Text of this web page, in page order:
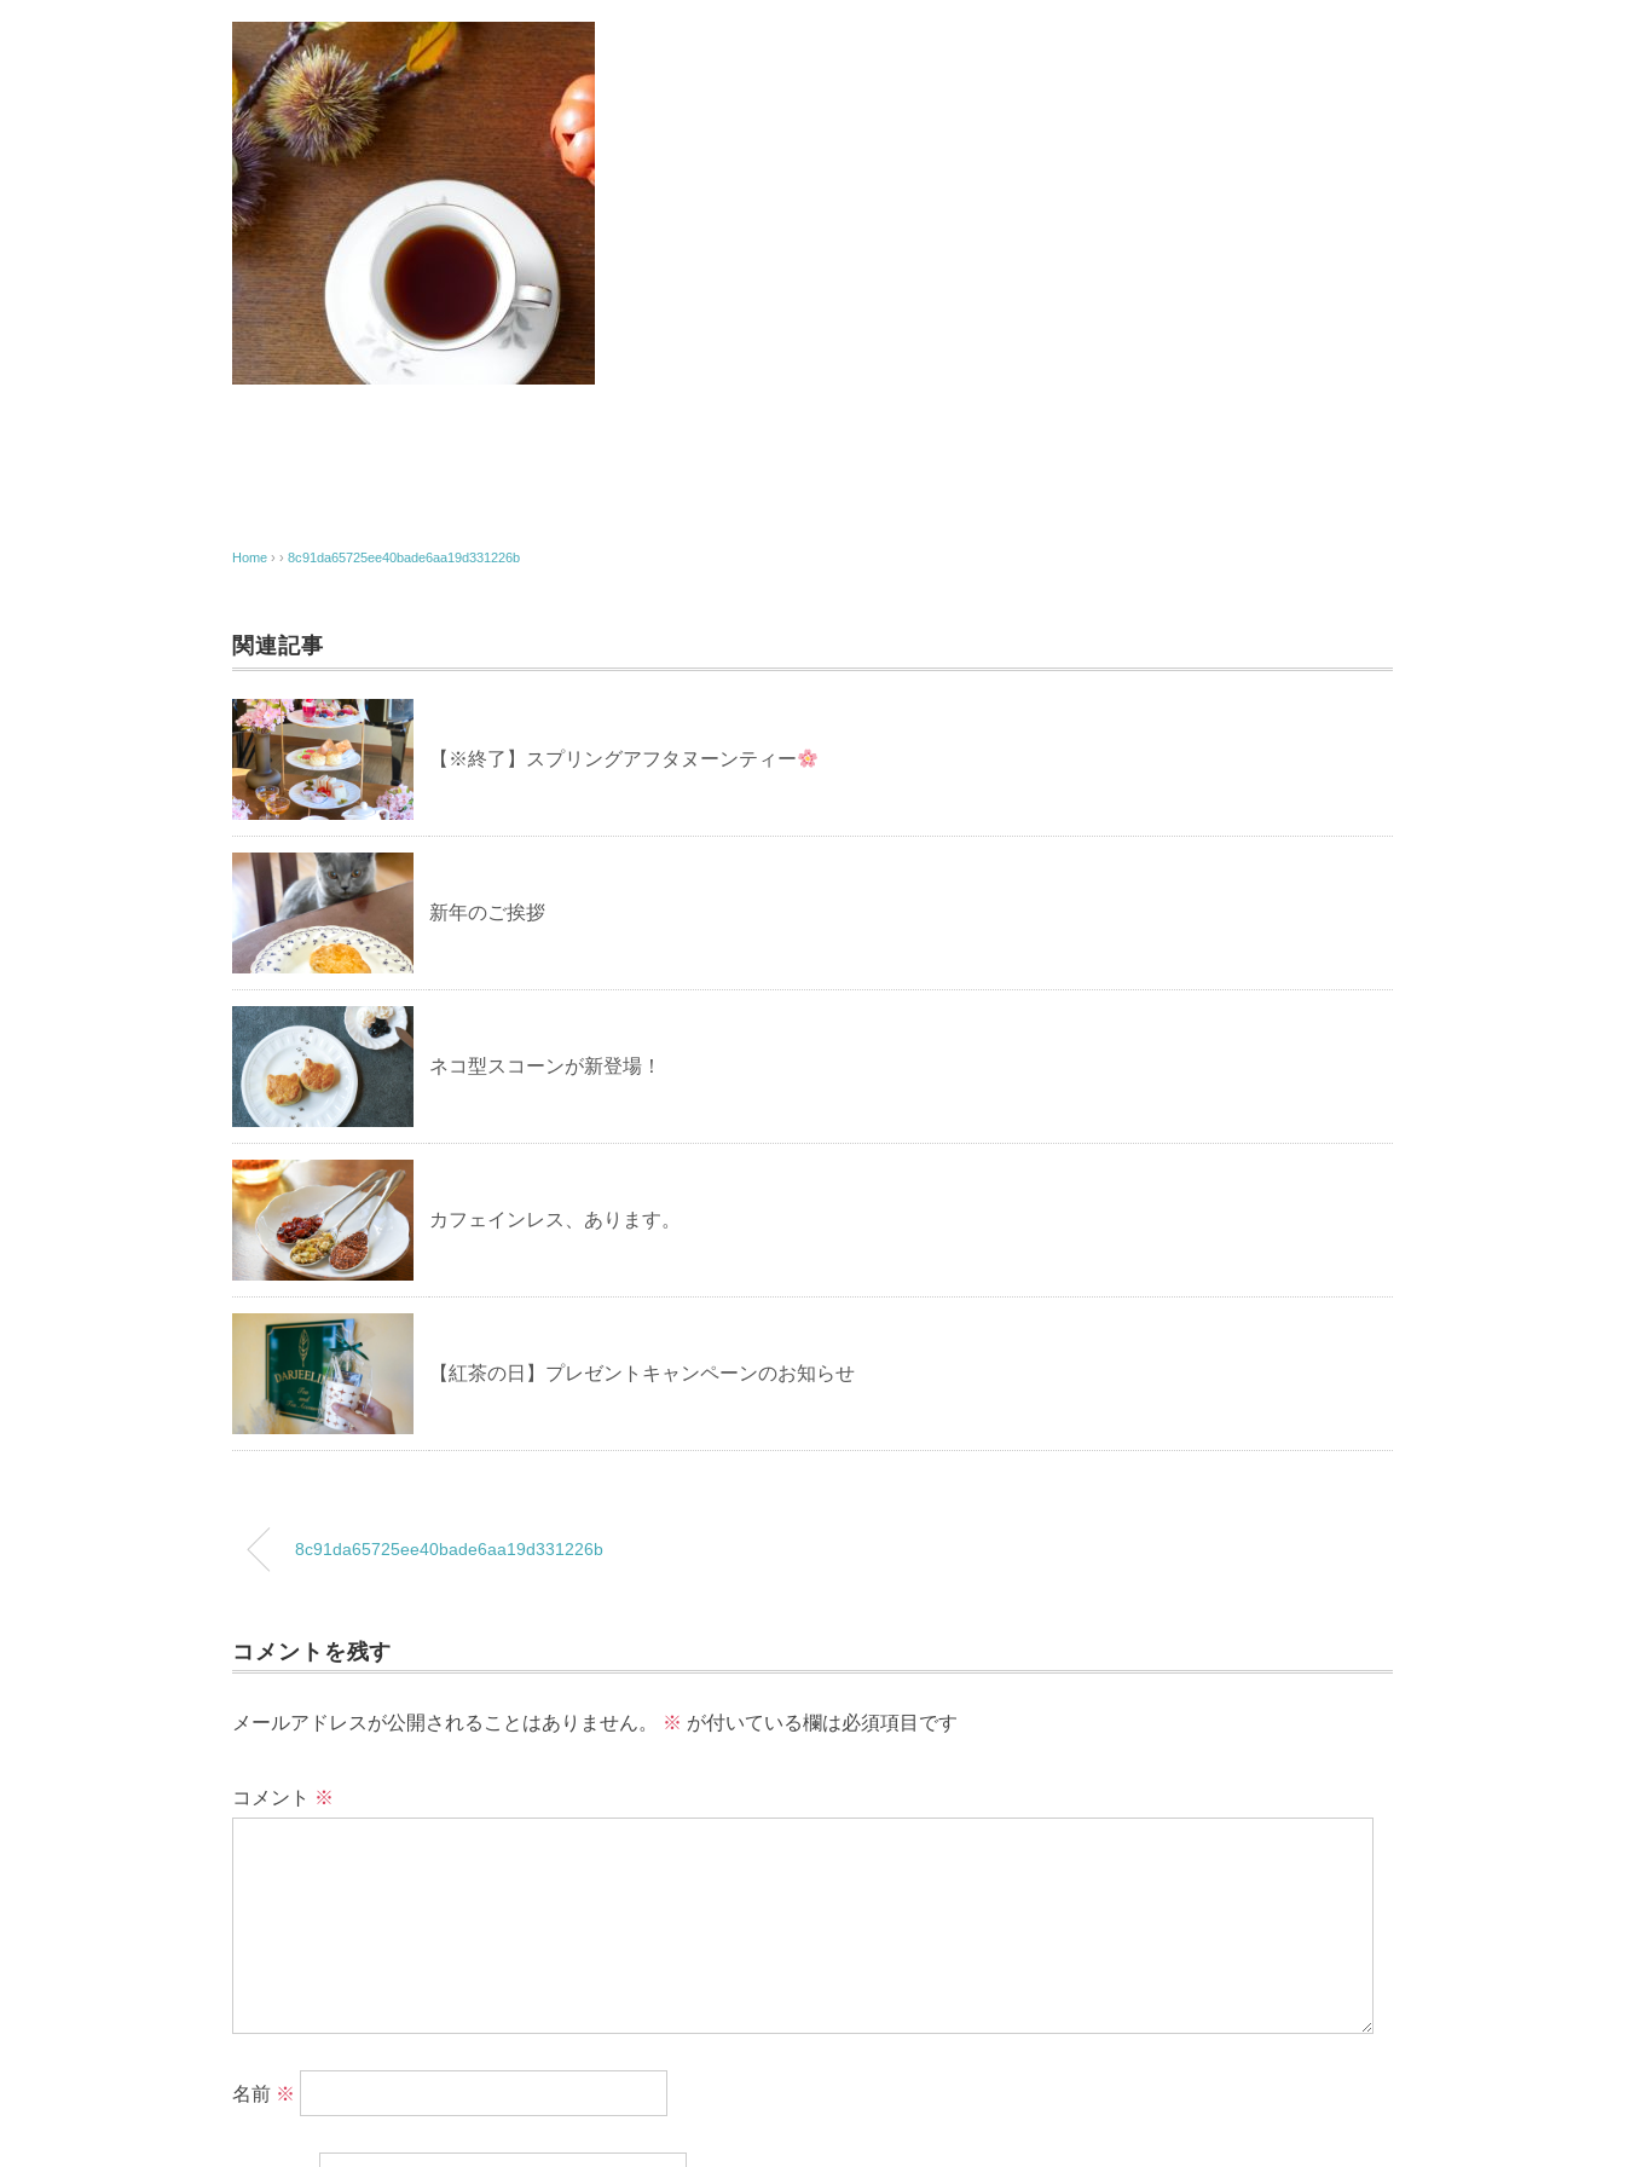
Home › › 8c91da65725ee40bade6aa19d331226b
関連記事
【※終了】スプリングアフタヌーンティー
新年のご挨拶
ネコ型スコーンが新登場！
カフェインレス、あります。
【紅茶の日】プレゼントキャンペーンのお知らせ
8c91da65725ee40bade6aa19d331226b
コメントを残す
メールアドレスが公開されることはありません。 ※ が付いている欄は必須項目です
コメント ※
名前 ※